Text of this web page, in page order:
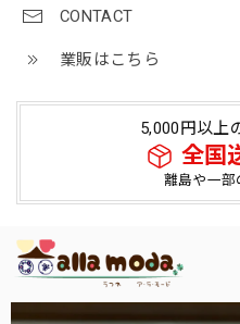
CONTACT
業販はこちら
5,000円以上
全国
離島や一部